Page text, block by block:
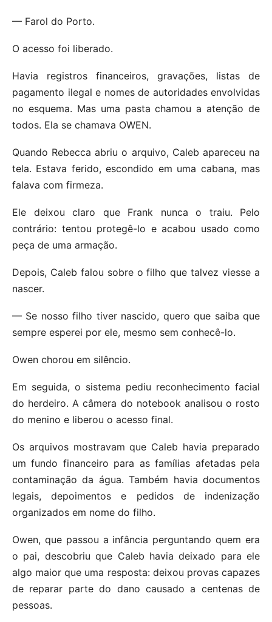
— Farol do Porto.
O acesso foi liberado.
Havia registros financeiros, gravações, listas de
pagamento ilegal e nomes de autoridades envolvidas
no esquema. Mas uma pasta chamou a atenção de
todos. Ela se chamava OWEN.
Quando Rebecca abriu o arquivo, Caleb apareceu na
tela. Estava ferido, escondido em uma cabana, mas
falava com firmeza.
Ele deixou claro que Frank nunca o traiu. Pelo
contrário: tentou protegê-lo e acabou usado como
peça de uma armação.
Depois, Caleb falou sobre o filho que talvez viesse a
nascer.
— Se nosso filho tiver nascido, quero que saiba que
sempre esperei por ele, mesmo sem conhecê-lo.
Owen chorou em silêncio.
Em seguida, o sistema pediu reconhecimento facial
do herdeiro. A câmera do notebook analisou o rosto
do menino e liberou o acesso final.
Os arquivos mostravam que Caleb havia preparado
um fundo financeiro para as famílias afetadas pela
contaminação da água. Também havia documentos
legais, depoimentos e pedidos de indenização
organizados em nome do filho.
Owen, que passou a infância perguntando quem era
o pai, descobriu que Caleb havia deixado para ele
algo maior que uma resposta: deixou provas capazes
de reparar parte do dano causado a centenas de
pessoas.